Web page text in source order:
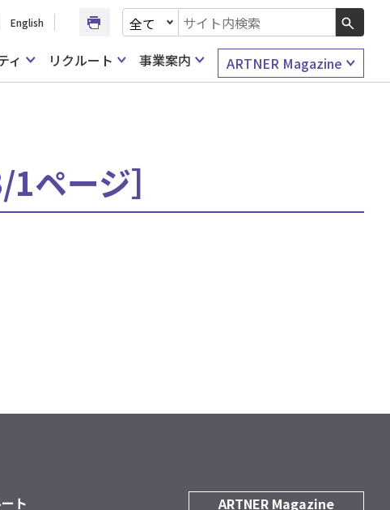
English
文書種別を選択
検索キーワード入力
ィ リクルート 事業案内 ARTNER Magazine
ページ］
ト
ARTNER Magazine